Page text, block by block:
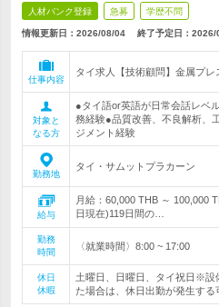
人材バンク登録 急募 学歴不問
情報更新日：2026/08/04 終了予定日： 2026/
仕事内容
タイ求人【技術顧問】金属プレ
対象と
なる方
●タイ語or英語が日常会話レベ
務経験●品質改善、不良解析、
ジメント経験
勤務地
タイ・サムットプラカーン
給与
月給：60,000 THB ～ 100,000
日現在)119日間の…
勤務
時間
〈就業時間〉8:00 ~ 17:00
休日
休暇
土曜日、日曜日、タイ祝日※設
た場合は、休日出勤が発生する